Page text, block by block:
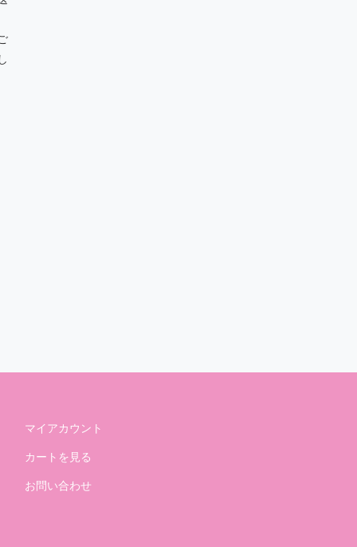
マイアカウント
カートを見る
お問い合わせ